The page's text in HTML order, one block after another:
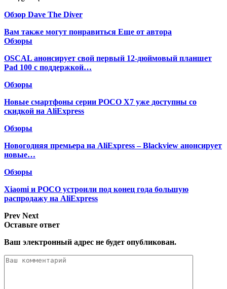
Обзор Dave The Diver
Вам также могут понравиться Еще от автора
Обзоры
OSCAL анонсирует свой первый 12-дюймовый планшет
Pad 100 с поддержкой…
Обзоры
Новые смартфоны серии POCO X7 уже доступны со
скидкой на AliExpress
Обзоры
Новогодняя премьера на AliExpress – Blackview анонсирует
новые…
Обзоры
Xiaomi и POCO устроили под конец года большую
распродажу на AliExpress
Prev Next
Оставьте ответ
Ваш электронный адрес не будет опубликован.